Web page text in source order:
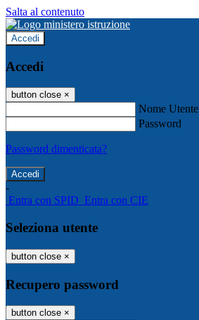
Salta al contenuto
Accedi
Accedi
button close ×
Nome Utente
Password
Password dimenticata?
-
Entra con SPID Entra con CIE
Seleziona utente
button close ×
Recupero password
button close ×